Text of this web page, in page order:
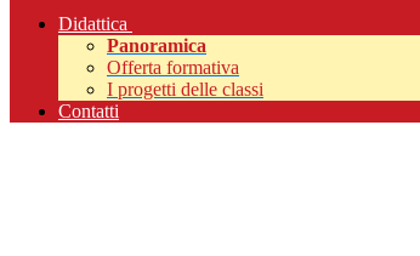
Didattica
Panoramica
Offerta formativa
I progetti delle classi
Contatti